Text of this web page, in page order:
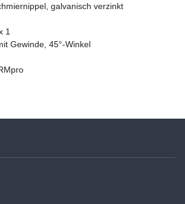
galvanisch verzinkt
1
Gewinde, 45°-Winkel